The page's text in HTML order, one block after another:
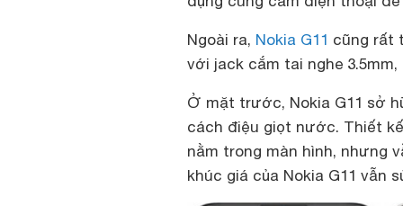
Ngoài ra, Nokia G11 cũng rất
với jack cắm tai nghe
Ở mặt trước, Nokia G11 sở
cách điệu giọt nước. Thiết
nằm trong màn hình, nhưng
khúc giá của Nokia G11 vẫn